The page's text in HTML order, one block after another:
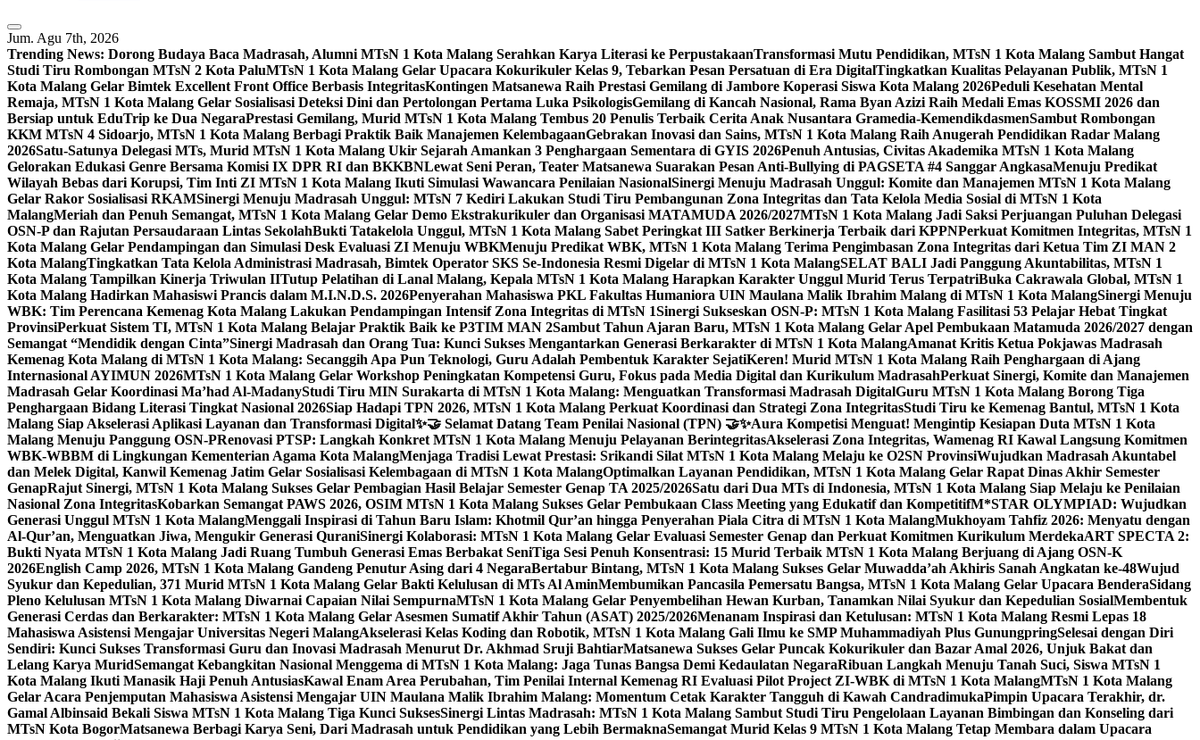
Jum. Agu 7th, 2026
Trending News: Dorong Budaya Baca Madrasah, Alumni MTsN 1 Kota Malang Serahkan Karya Literasi ke PerpustakaanTransformasi Mutu Pendidikan, MTsN 1 Kota Malang Sambut Hangat
Studi Tiru Rombongan MTsN 2 Kota PaluMTsN 1 Kota Malang Gelar Upacara Kokurikuler Kelas 9, Tebarkan Pesan Persatuan di Era DigitalTingkatkan Kualitas Pelayanan Publik, MTsN 1
Kota Malang Gelar Bimtek Excellent Front Office Berbasis IntegritasKontingen Matsanewa Raih Prestasi Gemilang di Jambore Koperasi Siswa Kota Malang 2026Peduli Kesehatan Mental
Remaja, MTsN 1 Kota Malang Gelar Sosialisasi Deteksi Dini dan Pertolongan Pertama Luka PsikologisGemilang di Kancah Nasional, Rama Byan Azizi Raih Medali Emas KOSSMI 2026 dan
Bersiap untuk EduTrip ke Dua NegaraPrestasi Gemilang, Murid MTsN 1 Kota Malang Tembus 20 Penulis Terbaik Cerita Anak Nusantara Gramedia-KemendikdasmenSambut Rombongan
KKM MTsN 4 Sidoarjo, MTsN 1 Kota Malang Berbagi Praktik Baik Manajemen KelembagaanGebrakan Inovasi dan Sains, MTsN 1 Kota Malang Raih Anugerah Pendidikan Radar Malang
2026Satu-Satunya Delegasi MTs, Murid MTsN 1 Kota Malang Ukir Sejarah Amankan 3 Penghargaan Sementara di GYIS 2026Penuh Antusias, Civitas Akademika MTsN 1 Kota Malang
Gelorakan Edukasi Genre Bersama Komisi IX DPR RI dan BKKBNLewat Seni Peran, Teater Matsanewa Suarakan Pesan Anti-Bullying di PAGSETA #4 Sanggar AngkasaMenuju Predikat
Wilayah Bebas dari Korupsi, Tim Inti ZI MTsN 1 Kota Malang Ikuti Simulasi Wawancara Penilaian NasionalSinergi Menuju Madrasah Unggul: Komite dan Manajemen MTsN 1 Kota Malang
Gelar Rakor Sosialisasi RKAMSinergi Menuju Madrasah Unggul: MTsN 7 Kediri Lakukan Studi Tiru Pembangunan Zona Integritas dan Tata Kelola Media Sosial di MTsN 1 Kota
MalangMeriah dan Penuh Semangat, MTsN 1 Kota Malang Gelar Demo Ekstrakurikuler dan Organisasi MATAMUDA 2026/2027MTsN 1 Kota Malang Jadi Saksi Perjuangan Puluhan Delegasi
OSN-P dan Rajutan Persaudaraan Lintas SekolahBukti Tatakelola Unggul, MTsN 1 Kota Malang Sabet Peringkat III Satker Berkinerja Terbaik dari KPPNPerkuat Komitmen Integritas, MTsN 1
Kota Malang Gelar Pendampingan dan Simulasi Desk Evaluasi ZI Menuju WBKMenuju Predikat WBK, MTsN 1 Kota Malang Terima Pengimbasan Zona Integritas dari Ketua Tim ZI MAN 2
Kota MalangTingkatkan Tata Kelola Administrasi Madrasah, Bimtek Operator SKS Se-Indonesia Resmi Digelar di MTsN 1 Kota MalangSELAT BALI Jadi Panggung Akuntabilitas, MTsN 1
Kota Malang Tampilkan Kinerja Triwulan IITutup Pelatihan di Lanal Malang, Kepala MTsN 1 Kota Malang Harapkan Karakter Unggul Murid Terus TerpatriBuka Cakrawala Global, MTsN 1
Kota Malang Hadirkan Mahasiswi Prancis dalam M.I.N.D.S. 2026Penyerahan Mahasiswa PKL Fakultas Humaniora UIN Maulana Malik Ibrahim Malang di MTsN 1 Kota MalangSinergi Menuju
WBK: Tim Perencana Kemenag Kota Malang Lakukan Pendampingan Intensif Zona Integritas di MTsN 1Sinergi Sukseskan OSN-P: MTsN 1 Kota Malang Fasilitasi 53 Pelajar Hebat Tingkat
ProvinsiPerkuat Sistem TI, MTsN 1 Kota Malang Belajar Praktik Baik ke P3TIM MAN 2Sambut Tahun Ajaran Baru, MTsN 1 Kota Malang Gelar Apel Pembukaan Matamuda 2026/2027 dengan
Semangat “Mendidik dengan Cinta”Sinergi Madrasah dan Orang Tua: Kunci Sukses Mengantarkan Generasi Berkarakter di MTsN 1 Kota MalangAmanat Kritis Ketua Pokjawas Madrasah
Kemenag Kota Malang di MTsN 1 Kota Malang: Secanggih Apa Pun Teknologi, Guru Adalah Pembentuk Karakter SejatiKeren! Murid MTsN 1 Kota Malang Raih Penghargaan di Ajang
Internasional AYIMUN 2026MTsN 1 Kota Malang Gelar Workshop Peningkatan Kompetensi Guru, Fokus pada Media Digital dan Kurikulum MadrasahPerkuat Sinergi, Komite dan Manajemen
Madrasah Gelar Koordinasi Ma’had Al-MadanyStudi Tiru MIN Surakarta di MTsN 1 Kota Malang: Menguatkan Transformasi Madrasah DigitalGuru MTsN 1 Kota Malang Borong Tiga
Penghargaan Bidang Literasi Tingkat Nasional 2026Siap Hadapi TPN 2026, MTsN 1 Kota Malang Perkuat Koordinasi dan Strategi Zona IntegritasStudi Tiru ke Kemenag Bantul, MTsN 1 Kota
Malang Siap Akselerasi Aplikasi Layanan dan Transformasi Digital✨🤝 Selamat Datang Team Penilai Nasional (TPN) 🤝✨Aura Kompetisi Menguat! Mengintip Kesiapan Duta MTsN 1 Kota
Malang Menuju Panggung OSN-PRenovasi PTSP: Langkah Konkret MTsN 1 Kota Malang Menuju Pelayanan BerintegritasAkselerasi Zona Integritas, Wamenag RI Kawal Langsung Komitmen
WBK-WBBM di Lingkungan Kementerian Agama Kota MalangMenjaga Tradisi Lewat Prestasi: Srikandi Silat MTsN 1 Kota Malang Melaju ke O2SN ProvinsiWujudkan Madrasah Akuntabel
dan Melek Digital, Kanwil Kemenag Jatim Gelar Sosialisasi Kelembagaan di MTsN 1 Kota MalangOptimalkan Layanan Pendidikan, MTsN 1 Kota Malang Gelar Rapat Dinas Akhir Semester
GenapRajut Sinergi, MTsN 1 Kota Malang Sukses Gelar Pembagian Hasil Belajar Semester Genap TA 2025/2026Satu dari Dua MTs di Indonesia, MTsN 1 Kota Malang Siap Melaju ke Penilaian
Nasional Zona IntegritasKobarkan Semangat PAWS 2026, OSIM MTsN 1 Kota Malang Sukses Gelar Pembukaan Class Meeting yang Edukatif dan KompetitifM*STAR OLYMPIAD: Wujudkan
Generasi Unggul MTsN 1 Kota MalangMenggali Inspirasi di Tahun Baru Islam: Khotmil Qur’an hingga Penyerahan Piala Citra di MTsN 1 Kota MalangMukhoyam Tahfiz 2026: Menyatu dengan
Al-Qur’an, Menguatkan Jiwa, Mengukir Generasi QuraniSinergi Kolaborasi: MTsN 1 Kota Malang Gelar Evaluasi Semester Genap dan Perkuat Komitmen Kurikulum MerdekaART SPECTA 2:
Bukti Nyata MTsN 1 Kota Malang Jadi Ruang Tumbuh Generasi Emas Berbakat SeniTiga Sesi Penuh Konsentrasi: 15 Murid Terbaik MTsN 1 Kota Malang Berjuang di Ajang OSN-K
2026English Camp 2026, MTsN 1 Kota Malang Gandeng Penutur Asing dari 4 NegaraBertabur Bintang, MTsN 1 Kota Malang Sukses Gelar Muwadda’ah Akhiris Sanah Angkatan ke-48Wujud
Syukur dan Kepedulian, 371 Murid MTsN 1 Kota Malang Gelar Bakti Kelulusan di MTs Al AminMembumikan Pancasila Pemersatu Bangsa, MTsN 1 Kota Malang Gelar Upacara BenderaSidang
Pleno Kelulusan MTsN 1 Kota Malang Diwarnai Capaian Nilai SempurnaMTsN 1 Kota Malang Gelar Penyembelihan Hewan Kurban, Tanamkan Nilai Syukur dan Kepedulian SosialMembentuk
Generasi Cerdas dan Berkarakter: MTsN 1 Kota Malang Gelar Asesmen Sumatif Akhir Tahun (ASAT) 2025/2026Menanam Inspirasi dan Ketulusan: MTsN 1 Kota Malang Resmi Lepas 18
Mahasiswa Asistensi Mengajar Universitas Negeri MalangAkselerasi Kelas Koding dan Robotik, MTsN 1 Kota Malang Gali Ilmu ke SMP Muhammadiyah Plus GunungpringSelesai dengan Diri
Sendiri: Kunci Sukses Transformasi Guru dan Inovasi Madrasah Menurut Dr. Akhmad Sruji BahtiarMatsanewa Sukses Gelar Puncak Kokurikuler dan Bazar Amal 2026, Unjuk Bakat dan
Lelang Karya MuridSemangat Kebangkitan Nasional Menggema di MTsN 1 Kota Malang: Jaga Tunas Bangsa Demi Kedaulatan NegaraRibuan Langkah Menuju Tanah Suci, Siswa MTsN 1
Kota Malang Ikuti Manasik Haji Penuh AntusiasKawal Enam Area Perubahan, Tim Penilai Internal Kemenag RI Evaluasi Pilot Project ZI-WBK di MTsN 1 Kota MalangMTsN 1 Kota Malang
Gelar Acara Penjemputan Mahasiswa Asistensi Mengajar UIN Maulana Malik Ibrahim Malang: Momentum Cetak Karakter Tangguh di Kawah CandradimukaPimpin Upacara Terakhir, dr.
Gamal Albinsaid Bekali Siswa MTsN 1 Kota Malang Tiga Kunci SuksesSinergi Lintas Madrasah: MTsN 1 Kota Malang Sambut Studi Tiru Pengelolaan Layanan Bimbingan dan Konseling dari
MTsN Kota BogorMatsanewa Berbagi Karya Seni, Dari Madrasah untuk Pendidikan yang Lebih BermaknaSemangat Murid Kelas 9 MTsN 1 Kota Malang Tetap Membara dalam Upacara